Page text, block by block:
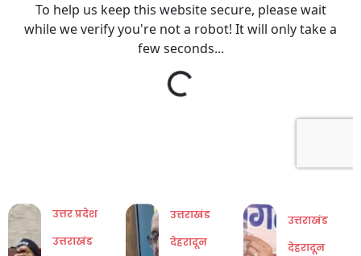
उत्तर प्रदेश
उत्तराखंड
उत्तराखंड
देहरादून
उत्तराखंड
देहरादून